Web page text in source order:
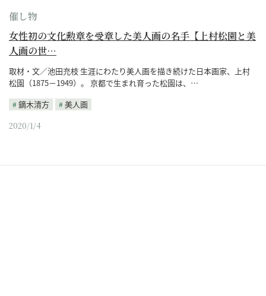
催し物
女性初の文化勲章を受章した美人画の名手【上村松園と美
人画の世…
取材・文／池田充枝 生涯にわたり美人画を描き続けた日本画家、上村
松園（1875－1949）。 京都で生まれ育った松園は、…
鏑木清方
美人画
2020/1/4